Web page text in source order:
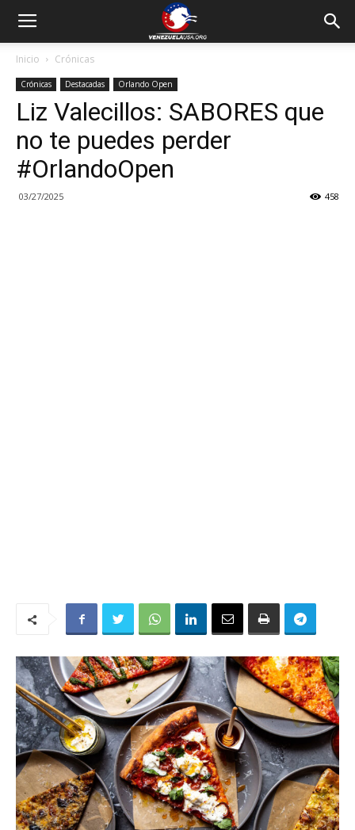
Inicio Crónicas
Crónicas Destacadas Orlando Open
Liz Valecillos: SABORES que
no te puedes perder
#OrlandoOpen
03/27/2025 458